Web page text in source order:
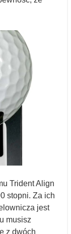
Trident Align
stopni. Za ich
jest
musisz
z dwóch